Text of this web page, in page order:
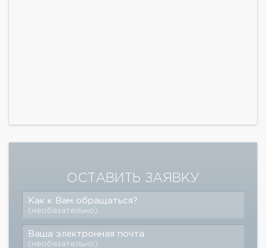
ОСТАВИТЬ ЗАЯВКУ
Как к Вам обращаться?
(необязательно)
Ваша электронная почта
(необязательно)